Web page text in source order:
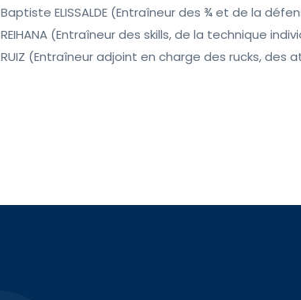
Baptiste ELISSALDE (Entraîneur des ¾ et de la
REIHANA (Entraîneur des skills, de la technique
RUIZ (Entraîneur adjoint en charge des rucks,